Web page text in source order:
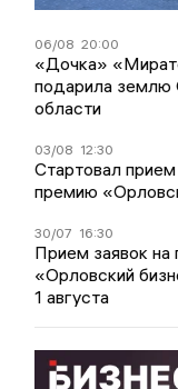
06/08 20:00
«Дочка»
подарила землю
области
03/08 12:30
Стартовал прием
премию
30/07 16:30
Прием заявок
«Орловский
1 августа